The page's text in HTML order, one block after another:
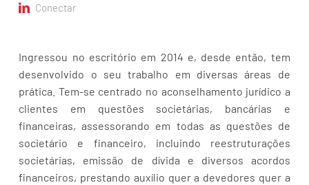
INÍCIO
EQUIPA
ESCRITÓRIO
CONTACTOS
POLÍTICA DE PRIVACIDADE
TERMOS DE UTILIZAÇÃO
Conectar
Ingressou no escritório em 2014 e, desde então, tem
desenvolvido o seu trabalho em diversas áreas de
prática. Tem-se centrado no aconselhamento jurídico a
clientes em questões societárias, bancárias e
financeiras, assessorando em todas as questões de
societário e financeiro, incluindo reestruturações
societárias, emissão de dívida e diversos acordos
financeiros, prestando auxílio quer a devedores quer a